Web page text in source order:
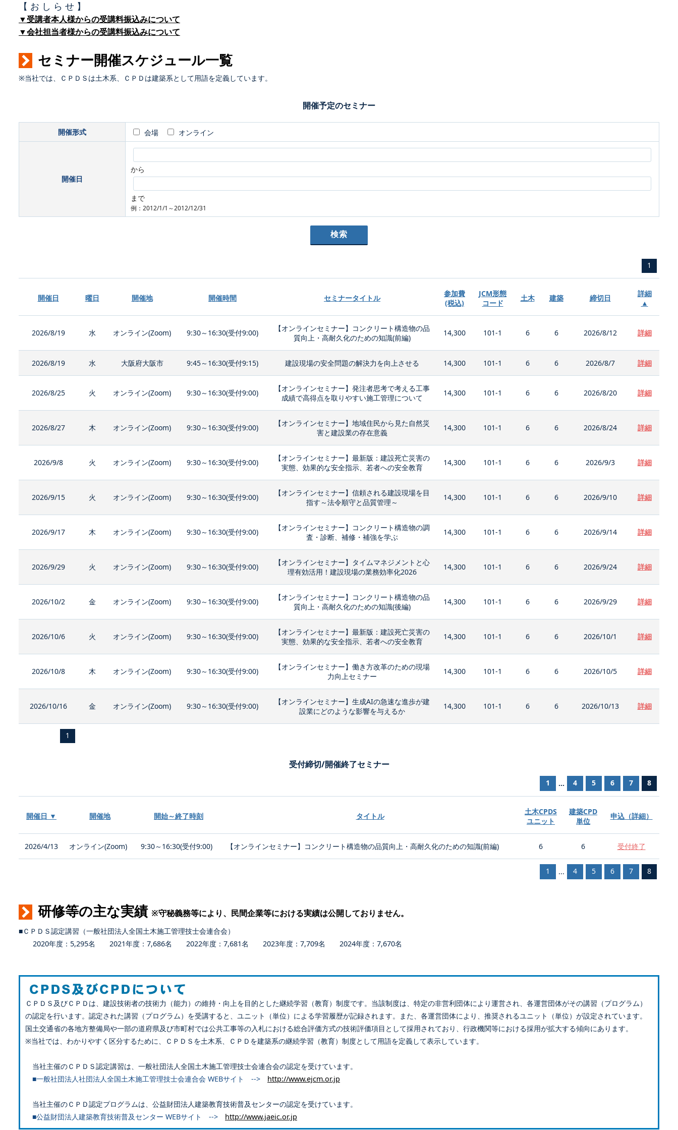
【 お し ら せ 】
▼受講者本人様からの受講料振込みについて
▼会社担当者様からの受講料振込みについて
セミナー開催スケジュール一覧
※当社では、ＣＰＤＳは土木系、ＣＰＤは建築系として用語を定義しています。
開催予定のセミナー
開催形式 会場 オンライン
開催日
から
まで
例：2012/1/1～2012/12/31
1
開催日 曜日 開催地 開催時間 セミナータイトル
参加費
(税込)
JCM形態
コード
土木 建築 締切日
詳細
▲
2026/8/19 水 オンライン(Zoom) 9:30～16:30(受付9:00)
【オンラインセミナー】コンクリート構造物の品
質向上・高耐久化のための知識(前編)
14,300 101-1 6 6 2026/8/12 詳細
2026/8/19 水 大阪府大阪市 9:45～16:30(受付9:15) 建設現場の安全問題の解決力を向上させる 14,300 101-1 6 6 2026/8/7 詳細
2026/8/25 火 オンライン(Zoom) 9:30～16:30(受付9:00)
【オンラインセミナー】発注者思考で考える工事
成績で高得点を取りやすい施工管理について
14,300 101-1 6 6 2026/8/20 詳細
2026/8/27 木 オンライン(Zoom) 9:30～16:30(受付9:00)
【オンラインセミナー】地域住民から見た自然災
害と建設業の存在意義
14,300 101-1 6 6 2026/8/24 詳細
2026/9/8 火 オンライン(Zoom) 9:30～16:30(受付9:00)
【オンラインセミナー】最新版：建設死亡災害の
実態、効果的な安全指示、若者への安全教育
14,300 101-1 6 6 2026/9/3 詳細
2026/9/15 火 オンライン(Zoom) 9:30～16:30(受付9:00)
【オンラインセミナー】信頼される建設現場を目
指す～法令順守と品質管理～
14,300 101-1 6 6 2026/9/10 詳細
2026/9/17 木 オンライン(Zoom) 9:30～16:30(受付9:00)
【オンラインセミナー】コンクリート構造物の調
査・診断、補修・補強を学ぶ
14,300 101-1 6 6 2026/9/14 詳細
2026/9/29 火 オンライン(Zoom) 9:30～16:30(受付9:00)
【オンラインセミナー】タイムマネジメントと心
理有効活用！建設現場の業務効率化2026
14,300 101-1 6 6 2026/9/24 詳細
2026/10/2 金 オンライン(Zoom) 9:30～16:30(受付9:00)
【オンラインセミナー】コンクリート構造物の品
質向上・高耐久化のための知識(後編)
14,300 101-1 6 6 2026/9/29 詳細
2026/10/6 火 オンライン(Zoom) 9:30～16:30(受付9:00)
【オンラインセミナー】最新版：建設死亡災害の
実態、効果的な安全指示、若者への安全教育
14,300 101-1 6 6 2026/10/1 詳細
2026/10/8 木 オンライン(Zoom) 9:30～16:30(受付9:00)
【オンラインセミナー】働き方改革のための現場
力向上セミナー
14,300 101-1 6 6 2026/10/5 詳細
2026/10/16 金 オンライン(Zoom) 9:30～16:30(受付9:00)
【オンラインセミナー】生成AIの急速な進歩が建
設業にどのような影響を与えるか
14,300 101-1 6 6 2026/10/13 詳細
1
受付締切/開催終了セミナー
1 ... 4 5 6 7 8
開催日 ▼ 開催地 開始～終了時刻 タイトル
土木CPDS
ユニット
建築CPD
単位
申込（詳細）
2026/4/13 オンライン(Zoom) 9:30～16:30(受付9:00) 【オンラインセミナー】コンクリート構造物の品質向上・高耐久化のための知識(前編) 6 6 受付終了
1 ... 4 5 6 7 8
研修等の主な実績 ※守秘義務等により、民間企業等における実績は公開しておりません。
■ＣＰＤＳ認定講習（一般社団法人全国土木施工管理技士会連合会）
2020年度：5,295名 2021年度：7,686名 2022年度：7,681名 2023年度：7,709名 2024年度：7,670名
ＣＰＤＳ及びＣＰＤは、建設技術者の技術力（能力）の維持・向上を目的とした継続学習（教育）制度です。当該制度は、特定の非営利団体により運営され、各運営団体がその講習（プログラム）
の認定を行います。認定された講習（プログラム）を受講すると、ユニット（単位）による学習履歴が記録されます。また、各運営団体により、推奨されるユニット（単位）が設定されています。
国土交通省の各地方整備局や一部の道府県及び市町村では公共工事等の入札における総合評価方式の技術評価項目として採用されており、行政機関等における採用が拡大する傾向にあります。
※当社では、わかりやすく区分するために、ＣＰＤＳを土木系、ＣＰＤを建築系の継続学習（教育）制度として用語を定義して表示しています。
当社主催のＣＰＤＳ認定講習は、一般社団法人全国土木施工管理技士会連合会の認定を受けています。
■一般社団法人社団法人全国土木施工管理技士会連合会 WEBサイト --> http://www.ejcm.or.jp
当社主催のＣＰＤ認定プログラムは、公益財団法人建築教育技術普及センターの認定を受けています。
■公益財団法人建築教育技術普及センター WEBサイト --> http://www.jaeic.or.jp